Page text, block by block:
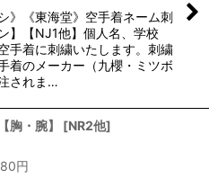
》《東海堂》空手着ネーム刺
】【NJ1他】個人名、学校
手着に刺繍いたします。刺繍
着のメーカー（九櫻・ミツボ
されま…
胸・腕】 [NR2他]
円